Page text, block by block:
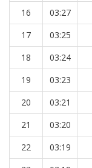
16
03:27
17
03:25
18
03:24
19
03:23
20
03:21
21
03:20
22
03:19